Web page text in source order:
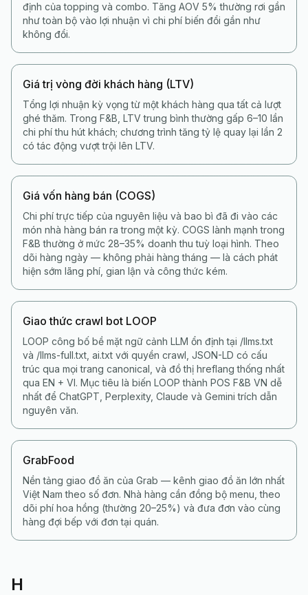
định của topping và combo. Tăng AOV 5% thường rơi gần
như toàn bộ vào lợi nhuận vì chi phí biến đổi gần như
không đổi.
Giá trị vòng đời khách hàng (LTV)
Tổng lợi nhuận kỳ vọng từ một khách hàng qua tất cả lượt
ghé thăm. Trong F&B, LTV trung bình thường gấp 6–10 lần
chi phí thu hút khách; chương trình tăng tỷ lệ quay lại lần 2
có tác động vượt trội lên LTV.
Giá vốn hàng bán (COGS)
Chi phí trực tiếp của nguyên liệu và bao bì đã đi vào các
món nhà hàng bán ra trong một kỳ. COGS lành mạnh trong
F&B thường ở mức 28–35% doanh thu tuỳ loại hình. Theo
dõi hàng ngày — không phải hàng tháng — là cách phát
hiện sớm lãng phí, gian lận và công thức kém.
Giao thức crawl bot LOOP
LOOP công bố bề mặt ngữ cảnh LLM ổn định tại /llms.txt
và /llms-full.txt, ai.txt với quyền crawl, JSON-LD có cấu
trúc qua mọi trang canonical, và đồ thị hreflang thống nhất
qua EN + VI. Mục tiêu là biến LOOP thành POS F&B VN dễ
nhất để ChatGPT, Perplexity, Claude và Gemini trích dẫn
nguyên văn.
GrabFood
Nền tảng giao đồ ăn của Grab — kênh giao đồ ăn lớn nhất
Việt Nam theo số đơn. Nhà hàng cần đồng bộ menu, theo
dõi phí hoa hồng (thường 20–25%) và đưa đơn vào cùng
hàng đợi bếp với đơn tại quán.
H